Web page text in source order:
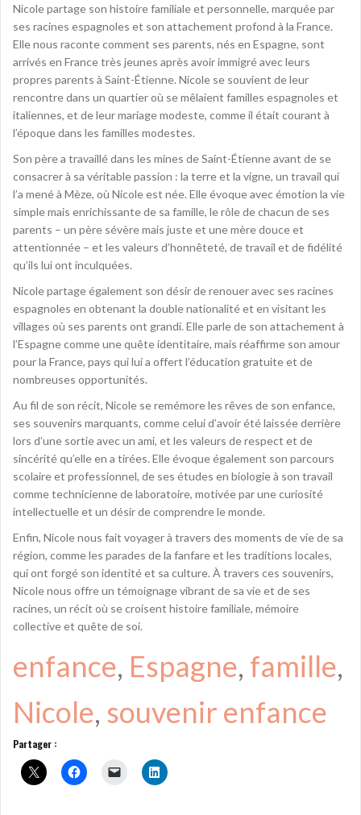
Nicole partage son histoire familiale et personnelle, marquée par
ses racines espagnoles et son attachement profond à la France.
Elle nous raconte comment ses parents, nés en Espagne, sont
arrivés en France très jeunes après avoir immigré avec leurs
propres parents à Saint-Étienne. Nicole se souvient de leur
rencontre dans un quartier où se mêlaient familles espagnoles et
italiennes, et de leur mariage modeste, comme il était courant à
l’époque dans les familles modestes.
Son père a travaillé dans les mines de Saint-Étienne avant de se
consacrer à sa véritable passion : la terre et la vigne, un travail qui
l’a mené à Mèze, où Nicole est née. Elle évoque avec émotion la vie
simple mais enrichissante de sa famille, le rôle de chacun de ses
parents – un père sévère mais juste et une mère douce et
attentionnée – et les valeurs d’honnêteté, de travail et de fidélité
qu’ils lui ont inculquées.
Nicole partage également son désir de renouer avec ses racines
espagnoles en obtenant la double nationalité et en visitant les
villages où ses parents ont grandi. Elle parle de son attachement à
l’Espagne comme une quête identitaire, mais réaffirme son amour
pour la France, pays qui lui a offert l’éducation gratuite et de
nombreuses opportunités.
Au fil de son récit, Nicole se remémore les rêves de son enfance,
ses souvenirs marquants, comme celui d’avoir été laissée derrière
lors d’une sortie avec un ami, et les valeurs de respect et de
sincérité qu’elle en a tirées. Elle évoque également son parcours
scolaire et professionnel, de ses études en biologie à son travail
comme technicienne de laboratoire, motivée par une curiosité
intellectuelle et un désir de comprendre le monde.
Enfin, Nicole nous fait voyager à travers des moments de vie de sa
région, comme les parades de la fanfare et les traditions locales,
qui ont forgé son identité et sa culture. À travers ces souvenirs,
Nicole nous offre un témoignage vibrant de sa vie et de ses
racines, un récit où se croisent histoire familiale, mémoire
collective et quête de soi.
enfance, Espagne, famille
Nicole, souvenir enfance
Partager :